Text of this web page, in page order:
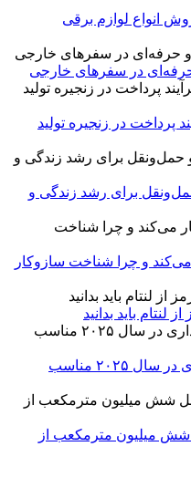
انواع لوازم برقی
حرفه‌ای در سفرهای خارجی
پرداخت در زنجیره تولید
برای رشد زندگی و
و چرا شناخت سازوکار
لنتام باید بدانید
آیا دوج‌کوین برای سرمایه‌گذاری در سال ۲۰۲۵ مناسب
شش میلیون مترمکعب از